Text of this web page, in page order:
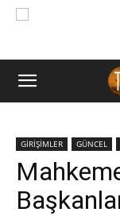
GİRİŞİMLER GÜNCEL